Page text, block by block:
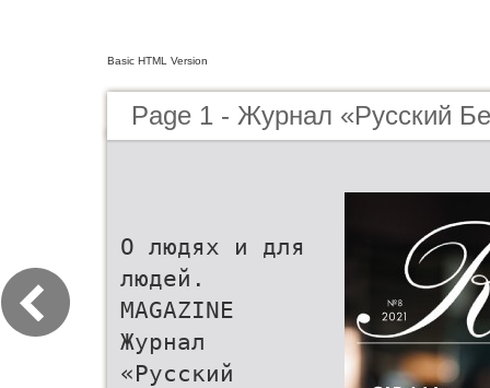
Basic HTML Version
Page 1 - Журнал «Русский
О людях и для
людей.
MAGAZINE
Журнал
«Русский